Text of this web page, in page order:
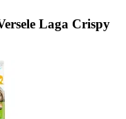
Laga Crispy